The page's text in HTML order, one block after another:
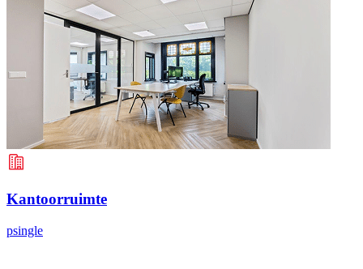
Kantoorruimte
psingle